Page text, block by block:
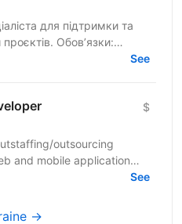
для підтримки та
Обов’язки:
лендингів
See
$
outsourcing
and mobile application
Europe and the USA. See
→